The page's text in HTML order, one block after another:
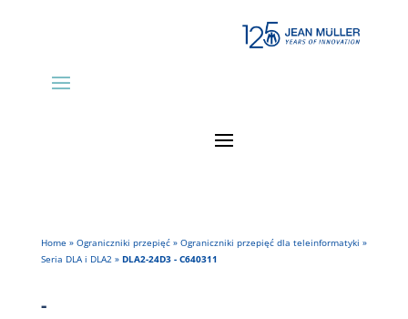
Home » Ograniczniki przepięć» Ograniczniki przepięć dla teleinformatyki »
Seria DLA i DLA2» DLA2-24D3 - C640311
-